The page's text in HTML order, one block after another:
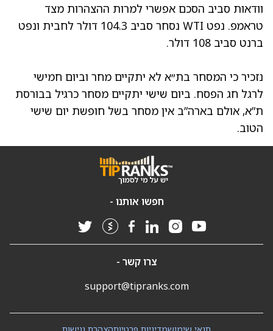
וודאות סביב הסכם אפשרי למרות ההצהרות מצד
טראמפ. נפט WTI נסחר סביב 104.3 דולר לחבית ונפט
ברנט סביב 108 דולר.
נזכיר כי המסחר בת״א לא יתקיים מחר וביום חמישי
לרגל חג הפסח. ביום שישי יתקיים מסחר כרגיל בבורסת
ת”א, אולם בארה”ב אין מסחר בשל חופשת יום שישי
הטוב.
חפשו אותנו -
צרו קשר -
support@tipranks.com